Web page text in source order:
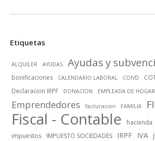
Etiquetas
ALQUILER AYUDAS Ayudas y
bonificaciones CALENDARIO LABORAL COIVD
Declaracion IRPF DONACION EMPLEADA DE HOGAR
Emprendedores facturacion FAMILIA
Fiscal - Contable hacienda
impuestos
IMPUESTO SOCIEDADES IRPF IVA